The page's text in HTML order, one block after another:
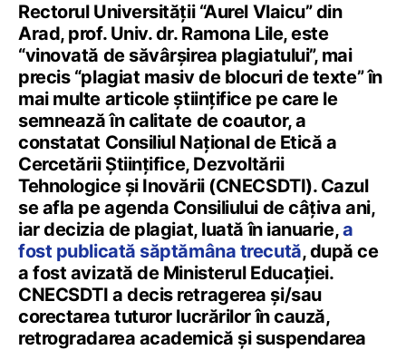
Rectorul Universității “Aurel Vlaicu” din
Arad, prof. Univ. dr. Ramona Lile, este
“vinovată de săvârșirea plagiatului”, mai
precis “plagiat masiv de blocuri de texte” în
mai multe articole științifice pe care le
semnează în calitate de coautor, a
constatat Consiliul Național de Etică a
Cercetării Științifice, Dezvoltării
Tehnologice și Inovării (CNECSDTI). Cazul
se afla pe agenda Consiliului de câțiva ani,
iar decizia de plagiat, luată în ianuarie,a
fost publicată săptămâna trecută, după ce
a fost avizată de Ministerul Educației.
CNECSDTI a decis retragerea și/sau
corectarea tuturor lucrărilor în cauză,
retrogradarea academică și suspendarea